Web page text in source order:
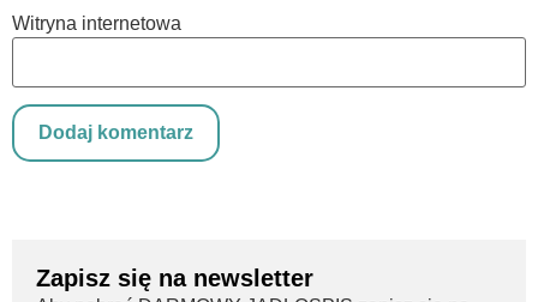
Witryna internetowa
Zapisz się na newsletter